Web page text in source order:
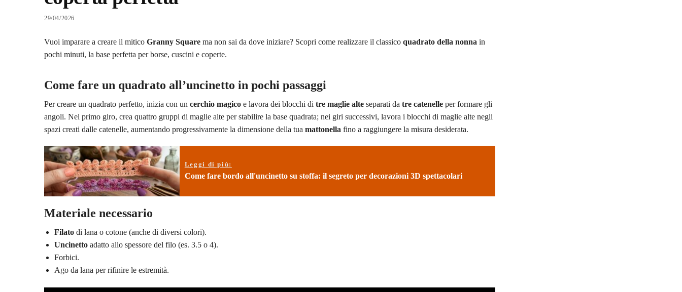
29/04/2026
Vuoi imparare a creare il mitico Granny Square ma non sai da dove iniziare? Scopri come realizzare il classico quadrato della nonna in
pochi minuti, la base perfetta per borse, cuscini e coperte.
Come fare un quadrato all’uncinetto in pochi passaggi
Per creare un quadrato perfetto, inizia con un cerchio magico e lavora dei blocchi di tre maglie alte separati da tre catenelle per formare gli
angoli. Nel primo giro, crea quattro gruppi di maglie alte per stabilire la base quadrata; nei giri successivi, lavora i blocchi di maglie alte negli
spazi creati dalle catenelle, aumentando progressivamente la dimensione della tua mattonella fino a raggiungere la misura desiderata.
Leggi di più:
Come fare bordo all'uncinetto su stoffa: il segreto per decorazioni 3D spettacolari
Materiale necessario
Filato di lana o cotone (anche di diversi colori).
Uncinetto adatto allo spessore del filo (es. 3.5 o 4).
Forbici.
Ago da lana per rifinire le estremità.